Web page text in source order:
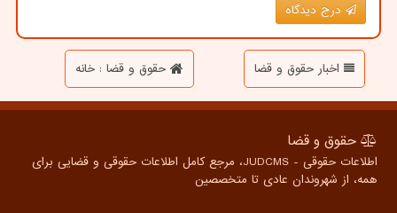
درج دیدگاه
اخبار حقوق و قضا حقوق و قضا : خانه
حقوق و قضا
اطلاعات حقوقی - JUDCMS، مرجع کامل اطلاعات حقوقی و قضایی برای
همه، از شهروندان عادی تا متخصصین